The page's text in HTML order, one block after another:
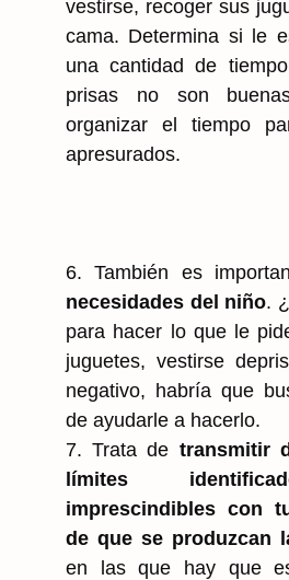
vestirse, recoger sus
cama. Determina si le
una cantidad de
prisas no son
organizar el tiempo
apresurados.
6. También es
necesidades del niño.
para hacer lo que le
juguetes, vestirse
negativo, habría que
de ayudarle a hacerlo.
7. Trata de transmitir
límites
imprescindibles con
de que se produzcan
en las que hay que